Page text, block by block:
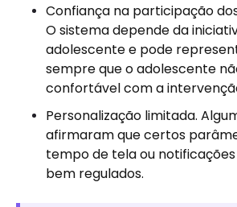
Confiança na participação
O sistema depende da
adolescente e pode
sempre que o adolescente
confortável com a
Personalização limitada.
afirmaram que certos
tempo de tela ou
bem regulados.